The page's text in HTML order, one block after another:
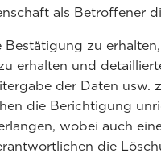
als Betroffener
zu
erhalten und
der Daten usw.
die Berichtigung
wobei auch
die